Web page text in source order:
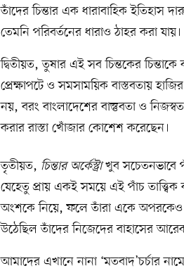
তাঁদের চিন্তার এক ধারাবাহিক ইতিহাস
তেমনি পরিবর্তনের ধারাও ঠাহর করা যায়।
দ্বিতীয়ত, তুষার এই সব চিন্তকের
প্রেক্ষাপটে ও সমসাময়িক বাস্তবতায়
নয়, বরং বাংলাদেশের বাস্তুবতা ও
করার রাস্তা খোঁজার কোশেশ করেছেন।
তৃতীয়ত, চিন্তার অর্কেস্ট্রাখুব সচেতনভাবে
যেহেতু প্রায় একই সময়ে এই পাঁচ
অংশকে নিয়ে, ফলে তাঁরা একে অপরকেও
উঠেছিল তাঁদের নিজেদের বাহাসের
আমাদের এখানে নানা ‘মতবাদ’চর্চার